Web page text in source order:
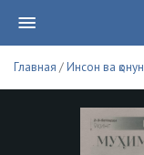
Главная /Инсон ва қонун